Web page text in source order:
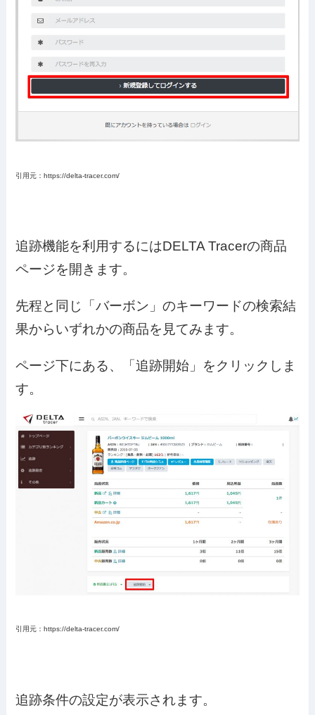
引用元：https://delta-tracer.com/
追跡機能を利用するにはDELTA Tracerの商品
ページを開きます。
先程と同じ「バーボン」のキーワードの検索結
果からいずれかの商品を見てみます。
ページ下にある、「追跡開始」をクリックしま
す。
引用元：https://delta-tracer.com/
追跡条件の設定が表示されます。